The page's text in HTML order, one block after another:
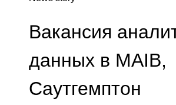
Вакансия
данных в MAIB,
Саутгемптон